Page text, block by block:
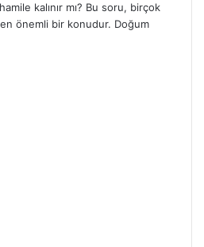
kalınır mı? Bu soru, birçok
önemli bir konudur. Doğum